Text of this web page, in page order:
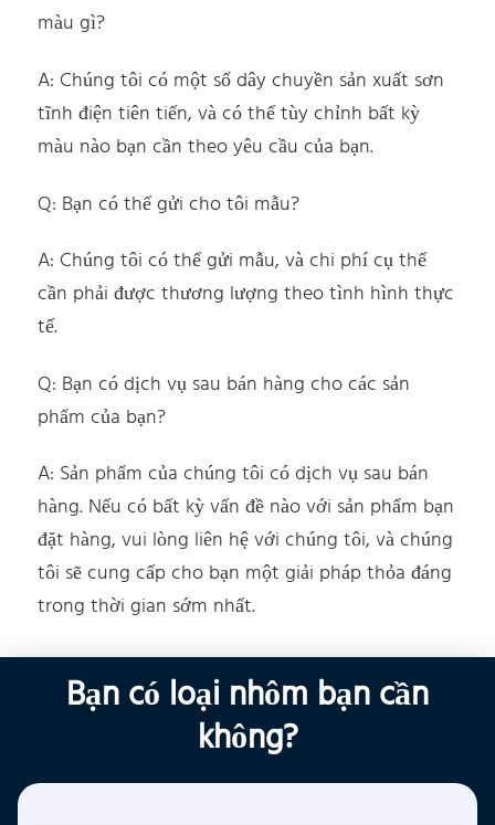
màu gì?
A: Chúng tôi có một số dây chuyền sản xuất sơn
tĩnh điện tiên tiến, và có thể tùy chỉnh bất kỳ
màu nào bạn cần theo yêu cầu của bạn.
Q: Bạn có thể gửi cho tôi mẫu?
A: Chúng tôi có thể gửi mẫu, và chi phí cụ thể
cần phải được thương lượng theo tình hình thực
tế.
Q: Bạn có dịch vụ sau bán hàng cho các sản
phẩm của bạn?
A: Sản phẩm của chúng tôi có dịch vụ sau bán
hàng. Nếu có bất kỳ vấn đề nào với sản phẩm bạn
đặt hàng, vui lòng liên hệ với chúng tôi, và chúng
tôi sẽ cung cấp cho bạn một giải pháp thỏa đáng
trong thời gian sớm nhất.
Bạn có loại nhôm bạn cần
không?